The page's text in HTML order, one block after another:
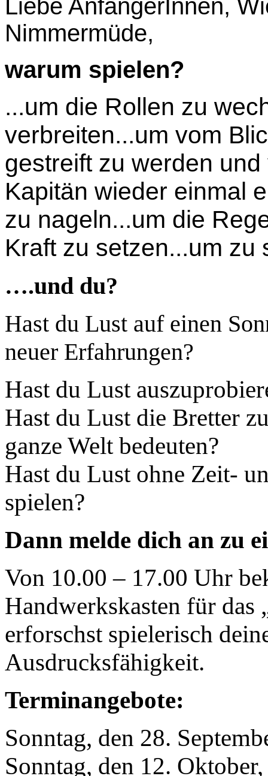
Liebe AnfängerInnen,
Nimmermüde,
warum spielen?
...um die Rollen zu
verbreiten...um vom
gestreift zu werden
Kapitän wieder einmal
zu nageln...um die
Kraft zu setzen...um
….und du?
Hast du Lust auf einen
neuer Erfahrungen?
Hast du Lust
Hast du Lust die Bretter
ganze Welt bedeuten?
Hast du Lust ohne Zeit-
spielen?
Dann melde dich an zu
Von 10.00 – 17.00 Uhr
Handwerkskasten für das
erforschst spielerisch
Ausdrucksfähigkeit.
Terminangebote:
Sonntag, den 28.
Sonntag, den 12.